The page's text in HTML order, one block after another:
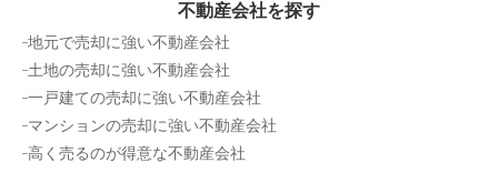
不動産会社を探す
地元で売却に強い不動産会社
土地の売却に強い不動産会社
一戸建ての売却に強い不動産会社
マンションの売却に強い不動産会社
高く売るのが得意な不動産会社